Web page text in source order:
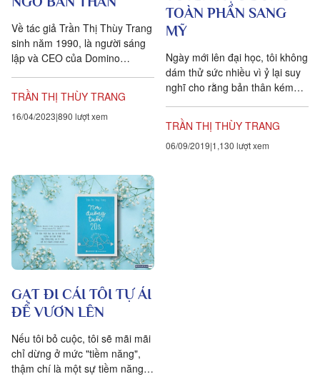
Về tác giả Trần Thị Thùy Trang
sinh năm 1990, là người sáng
lập và CEO của Domino
tham gia giảng dạy các khóa
học MOOC...
TRẦN THỊ THÙY TRANG
16/04/2023 890 lượt xem
TOÀN PHẦN SANG
MỸ
Ngày mới lên đại học, tôi không
dám thử sức nhiều vì ỷ lại suy
nghĩ cho rằng bản thân kém
đặc biệt. Nhưng rồi tôi nhận ra
nếu cứ như vậy thì cuộc sống
của mình sẽ rất nhàm chán,
TRẦN THỊ THÙY TRANG
06/09/2019 1,130 lượt xem
GẠT ĐI CÁI TÔI TỰ ÁI
ĐỂ VƯƠN LÊN
Nếu tôi bỏ cuộc, tôi sẽ mãi mãi
chỉ dừng ở mức "tiềm năng",
thậm chí là một sự tiềm năng